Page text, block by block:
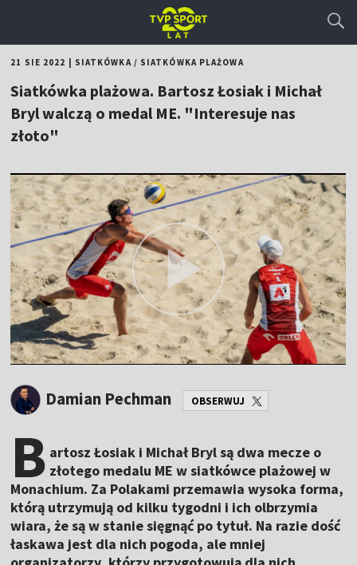
21 SIE 2022 SIATKÓWKA/ SIATKÓWKA PLAŻOWA
Siatkówka plażowa. Bartosz Łosiak i Michał
Bryl walczą o medal ME. "Interesuje nas
złoto"
Damian Pechman OBSERWUJ
B artosz Łosiak i Michał Bryl są dwa mecze o
złotego medalu ME w siatkówce plażowej w
Monachium. Za Polakami przemawia wysoka forma,
którą utrzymują od kilku tygodni i ich olbrzymia
wiara, że są w stanie sięgnąć po tytuł. Na razie dość
łaskawa jest dla nich pogoda, ale mniej